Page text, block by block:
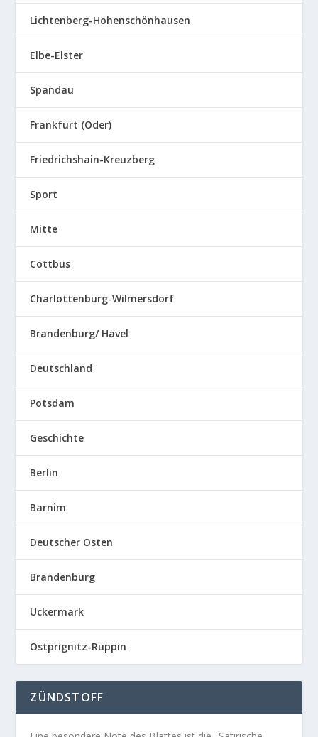
Lichtenberg-Hohenschönhausen
Elbe-Elster
Spandau
Frankfurt (Oder)
Friedrichshain-Kreuzberg
Sport
Mitte
Cottbus
Charlottenburg-Wilmersdorf
Brandenburg/ Havel
Deutschland
Potsdam
Geschichte
Berlin
Barnim
Deutscher Osten
Brandenburg
Uckermark
Ostprignitz-Ruppin
ZÜNDSTOFF